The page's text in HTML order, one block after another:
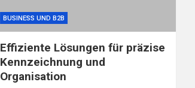
BUSINESS UND B2B
Effiziente Lösungen für präzise
Kennzeichnung und
Organisation